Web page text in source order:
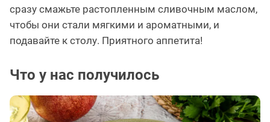
сразу смажьте растопленным сливочным маслом,
чтобы они стали мягкими и ароматными, и
подавайте к столу. Приятного аппетита!
Что у нас получилось